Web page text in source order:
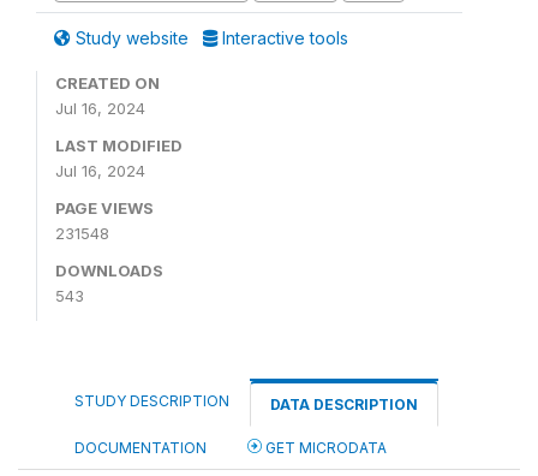
Study website Interactive tools
CREATED ON
Jul 16, 2024
LAST MODIFIED
Jul 16, 2024
PAGE VIEWS
231548
DOWNLOADS
543
STUDY DESCRIPTION DATA DESCRIPTION
DOCUMENTATION GET MICRODATA